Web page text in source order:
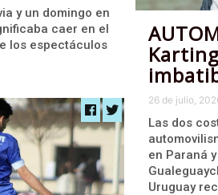
y un domingo en
caer en el
los espectáculos
26 de julio,
Las dos
en Paraná
Uruguay